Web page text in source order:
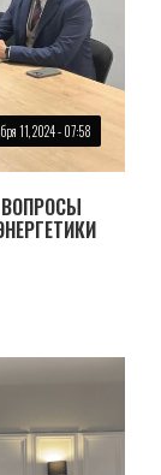
11, 2024 - 07:58